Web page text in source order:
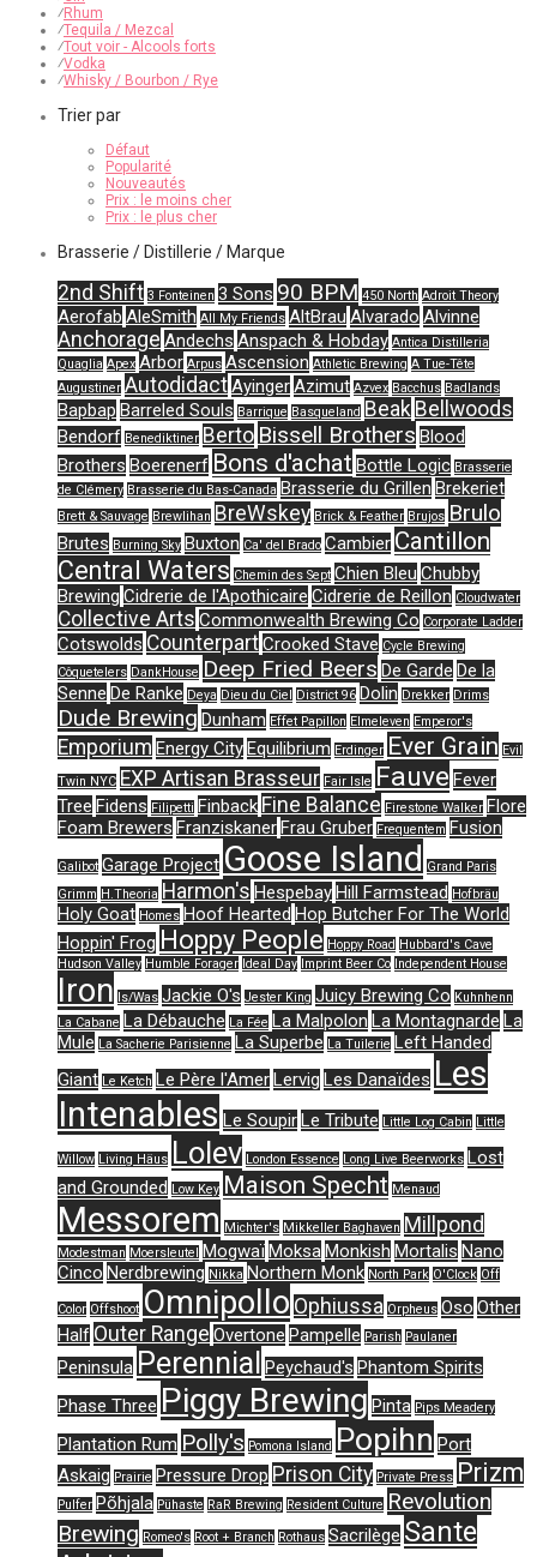
⁄Rhum
⁄Tequila / Mezcal
⁄Tout voir - Alcools forts
⁄Vodka
⁄Whisky / Bourbon / Rye
Trier par
Défaut
Popularité
Nouveautés
Prix : le moins cher
Prix : le plus cher
Brasserie / Distillerie / Marque
2nd Shift 3 Fonteinen 3 Sons 90 BPM 450 North Adroit Theory
Aerofab AleSmith All My Friends AltBrau Alvarado Alvinne
Anchorage Andechs Anspach & Hobday Antica Distilleria
Quaglia Apex Arbor Arpus Ascension Athletic Brewing A Tue-Tête
Augustiner AutodidactAyingerAzimut Azvex Bacchus Badlands
Bapbap Barreled Souls Barrique Basqueland Beak Bellwoods
Bendorf Benediktiner Berto Bissell Brothers Blood
Brothers Boerenerf Bons d'achat Bottle Logic Brasserie
de Clémery Brasserie du Bas-Canada Brasserie du Grillen Brekeriet
Brett & Sauvage Brewlihan BreWskey Brick & Feather Brujos Brulo
Brutes Burning Sky Buxton Ca' del Brado Cambier Cantillon
Central Waters Chemin des Sept Chien Bleu Chubby
Brewing Cidrerie de l'Apothicaire Cidrerie de Reillon Cloudwater
Collective Arts Commonwealth Brewing Co Corporate Ladder
Cotswolds CounterpartCrooked Stave Cycle Brewing
Côquetelers DankHouse Deep Fried Beers De Garde De la
Senne De Ranke Deya Dieu du Ciel District 96 Dolin Drekker Drims
Dude Brewing Dunham Effet Papillon Elmeleven Emperor's
Emporium Energy CityEquilibrium Erdinger Ever Grain Evil
Twin NYC EXP Artisan Brasseur Fair Isle Fauve Fever
Tree Fidens Filipetti Finback Fine Balance Firestone Walker Flore
Foam Brewers FranziskanerFrau Gruber Frequentem Fusion
Galibot Garage Project Goose Island
Grand Paris
Grimm H.Theoria Harmon's HespebayHill Farmstead Hofbräu
Holy Goat Homes Hoof Hearted Hop Butcher For The World
Hoppin' Frog Hoppy People Hoppy Road Hubbard's Cave
Hudson Valley Humble Forager Ideal Day Imprint Beer Co Independent House
Iron Is/Was Jackie O's Jester King Juicy Brewing Co Kuhnhenn
La Cabane La Débauche La Fée La Malpolon La Montagnarde La
Mule La Sacherie Parisienne La Superbe La Tuilerie Left Handed
Giant Le Ketch Le Père l'AmerLervig Les Danaïdes Les
Intenables Le SoupirLe Tribute Little Log Cabin Little
Willow Living Häus Lolev London Essence Long Live Beerworks Lost
and Grounded Low Key Maison Specht Menaud
Messorem Michter's Mikkeller Baghaven Millpond
Modestman Moersleutel MogwaïMoksaMonkish Mortalis Nano
Cinco Nerdbrewing Nikka Northern Monk North Park O'Clock Off
Color Offshoot Omnipollo Ophiussa Orpheus Oso Other
Half Outer Range Overtone Pampelle Parish Paulaner
Peninsula Perennial Peychaud's Phantom Spirits
Phase Three Piggy Brewing Pinta Pips Meadery
Plantation Rum Polly's Pomona Island Popihn Port
Askaig Prairie Pressure Drop Prison City Private Press Prizm
Pulfer Põhjala Pühaste RaR Brewing Resident Culture Revolution
Brewing Romeo's Root + Branch Rothaus Sacrilège Sante